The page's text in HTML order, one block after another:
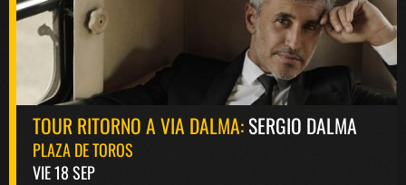
TOUR RITORNO A VIA DALMA:SERGIO DALMA
PLAZA DE TOROS
VIE 18 SEP